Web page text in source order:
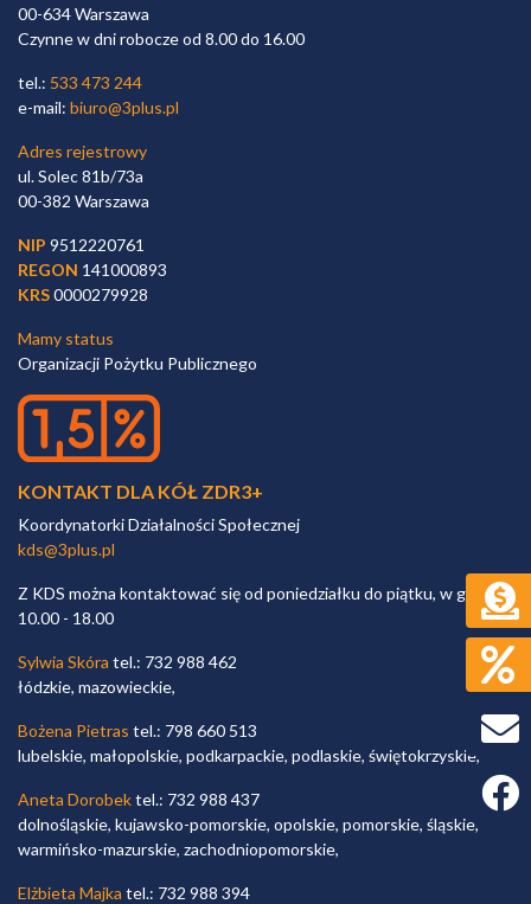
00-634 Warszawa
Czynne w dni robocze od 8.00 do 16.00
tel.: 533 473 244
e-mail: biuro@3plus.pl
Adres rejestrowy
ul. Solec 81b/73a
00-382 Warszawa
NIP 9512220761
REGON 141000893
KRS0000279928
Mamy status
Organizacji Pożytku Publicznego
KONTAKT DLA KÓŁ ZDR3+
Koordynatorki Działalności Społecznej
kds@3plus.pl
Z KDS można kontaktować się od poniedziałku do piątku, w godz.
10.00 - 18.00
Sylwia Skóra tel.: 732 988 462
łódzkie, mazowieckie,
Bożena Pietras tel.: 798 660 513
lubelskie, małopolskie, podkarpackie, podlaskie, świętokrzyskie,
Aneta Dorobektel.: 732 988 437
dolnośląskie, kujawsko-pomorskie, opolskie, pomorskie, śląskie,
warmińsko-mazurskie, zachodniopomorskie,
Elżbieta Majka tel.: 732 988 394